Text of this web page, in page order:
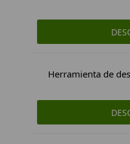
Herramienta de